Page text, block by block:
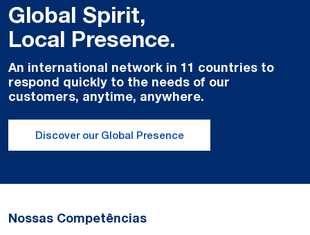
Global Spirit,
Local Presence.
An international network in 11 countries to
respond quickly to the needs of our
customers, anytime, anywhere.
Discover our Global Presence
Nossas Competências